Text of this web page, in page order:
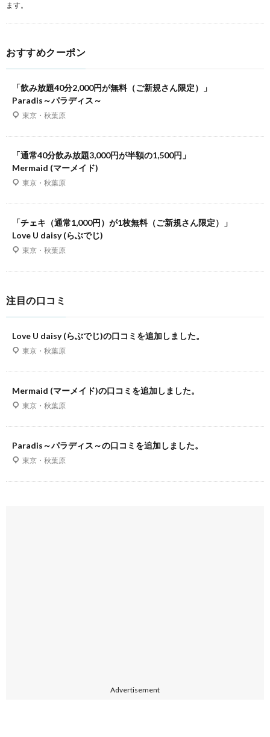
ます。
おすすめクーポン
「飲み放題40分2,000円が無料（ご新規さん限定）」
Paradis～パラディス～
東京・秋葉原
「通常40分飲み放題3,000円が半額の1,500円」
Mermaid (マーメイド)
東京・秋葉原
「チェキ（通常1,000円）が1枚無料（ご新規さん限定）」
Love U daisy (らぶでじ)
東京・秋葉原
注目の口コミ
Love U daisy (らぶでじ)の口コミを追加しました。
東京・秋葉原
Mermaid (マーメイド)の口コミを追加しました。
東京・秋葉原
Paradis～パラディス～の口コミを追加しました。
東京・秋葉原
Advertisement